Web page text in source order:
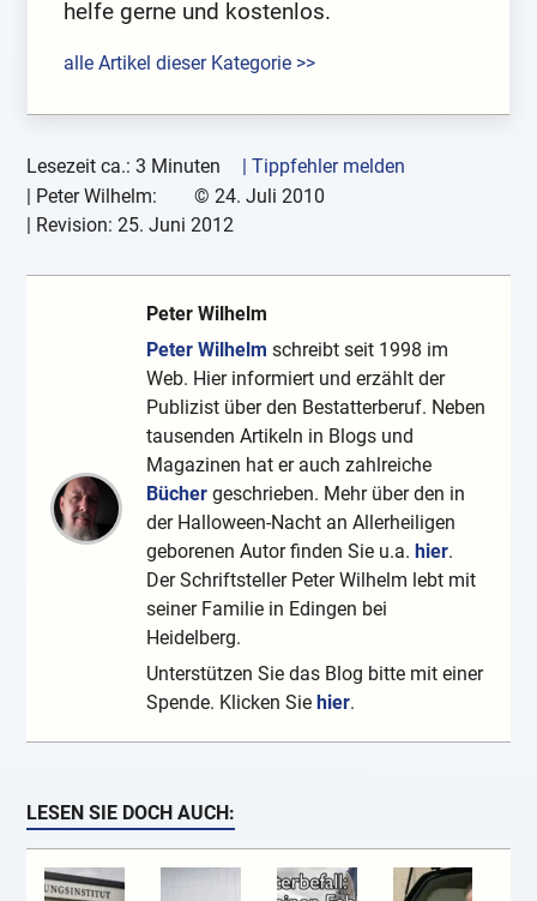
helfe gerne und kostenlos.
alle Artikel dieser Kategorie >>
Lesezeit ca.: 3 Minuten
| Tippfehler melden
Peter Wilhelm: © 24. Juli 2010
| Revision:25. Juni 2012
Peter Wilhelm
Peter Wilhelm schreibt seit 1998 im
Web. Hier informiert und erzählt der
Publizist über den Bestatterberuf. Neben
tausenden Artikeln in Blogs und
Magazinen hat er auch zahlreiche
Bücher geschrieben. Mehr über den in
der Halloween-Nacht an Allerheiligen
geborenen Autor finden Sie u.a. hier.
Der Schriftsteller Peter Wilhelm lebt mit
seiner Familie in Edingen bei
Heidelberg.
Unterstützen Sie das Blog bitte mit einer
Spende. Klicken Sie hier.
LESEN SIE DOCH AUCH: